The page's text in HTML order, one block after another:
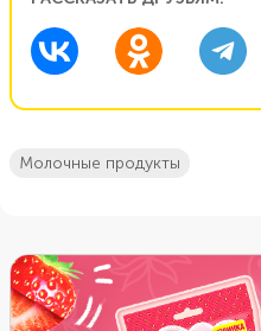
молочные продукты